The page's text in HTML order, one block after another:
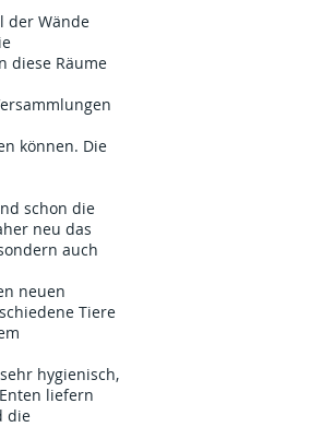
der Wände
diese Räume
können. Die
schon die
neu das
auch
neuen
Tiere
hygienisch,
liefern
die